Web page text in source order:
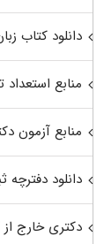
دانلود کتاب
منابع
منابع آزمون
دانلود
دکتری خارج